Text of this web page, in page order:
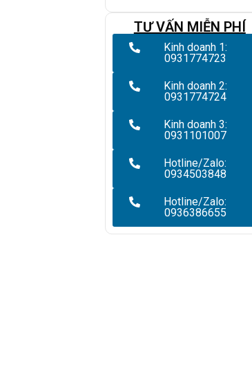
TƯ VẤN MIỄN PHÍ
Kinh doanh 1:
0931774723
Kinh doanh 2:
0931774724
Kinh doanh 3:
0931101007
Hotline/Zalo:
0934503848
Hotline/Zalo:
0936386655